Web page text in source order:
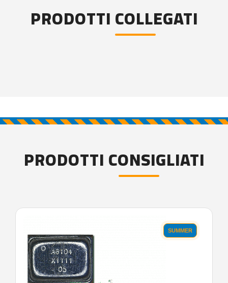
PRODOTTI COLLEGATI
PRODOTTI CONSIGLIATI
SUMMER